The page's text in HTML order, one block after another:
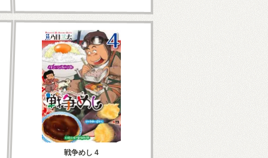
戦争めし 4